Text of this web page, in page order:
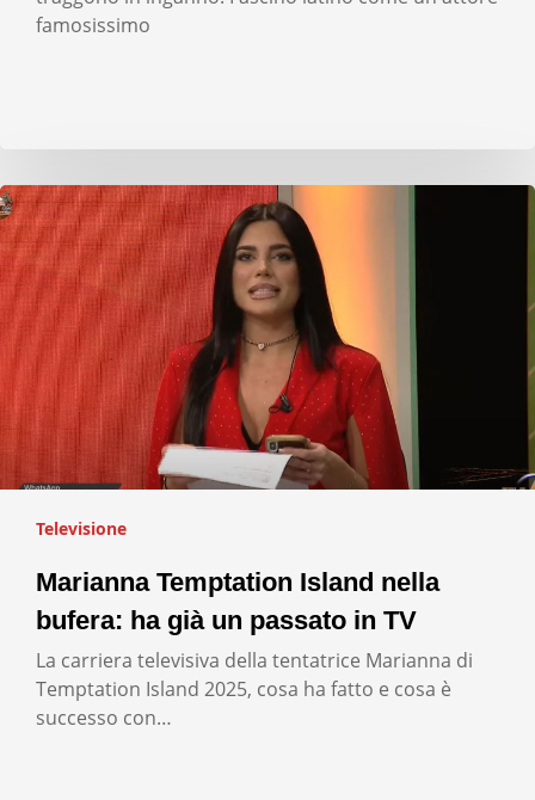
famosissimo
Televisione
Marianna Temptation Island nella
bufera: ha già un passato in TV
La carriera televisiva della tentatrice Marianna di
Temptation Island 2025, cosa ha fatto e cosa è
successo con…